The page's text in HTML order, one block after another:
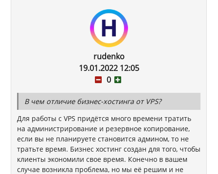
rudenko
19.01.2022 12:05
0
В чем отличие бизнес-хостинга от VPS?
Для работы с VPS придётся много времени тратить
на администрирование и резервное копирование,
если вы не планируете становится админом, то не
тратьте время. Бизнес хостинг создан для того, чтобы
клиенты экономили свое время. Конечно в вашем
случае возникла проблема, но мы её решим и не